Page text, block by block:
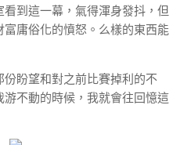
到這一幕，氣得渾身發抖，但
庸俗化的憤怒。么樣的東西能
盼望和對之前比賽掉利的不
不動的時候，我就會往回憶這